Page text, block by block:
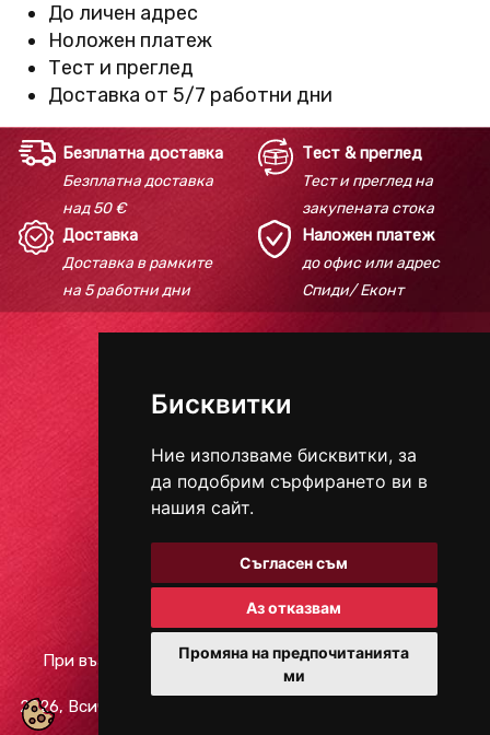
Бисквитки
Ние използваме бисквитки, за
да подобрим сърфирането ви в
нашия сайт.
Съгласен съм
Аз отказвам
Промяна на предпочитанията
ми
До личен адрес
Ноложен платеж
Тест и преглед
Доставка от 5/7 работни дни
Безплатна доставка
Безплатна доставка
над 50 €
Тест & преглед
Тест и преглед на
закупената стока
Доставка
Доставка в рамките
на 5 работни дни
Наложен платеж
до офис или адрес
Спиди/ Еконт
redcarpetbeautyhouse@gmail.com
НАЧИНИ ЗА ПЛАЩАНЕ
СОЦИАЛНИ МРЕЖИ
При възникване на спор, свързан с покупка онлайн,
можете да ползвате "сайта ОРС"
2026, Всички права запазени.